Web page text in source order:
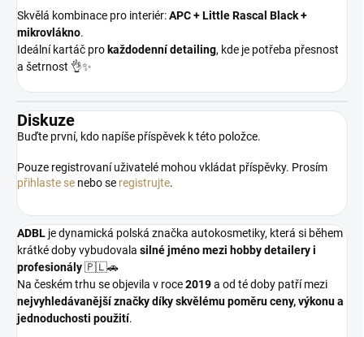
Skvělá kombinace pro interiér:APC + Little Rascal Black +
mikrovlákno.
Ideální kartáč pro každodenní detailing, kde je potřeba přesnost
a šetrnost 👌✨
Diskuze
Buďte první, kdo napíše příspěvek k této položce.
Pouze registrovaní uživatelé mohou vkládat příspěvky. Prosím
přihlaste se nebo se registrujte.
ADBL je dynamická polská značka autokosmetiky, která si během
krátké doby vybudovala silné jméno mezi hobby detailery i
profesionály🇵🇱🚗
Na českém trhu se objevila v roce2019a od té doby patří mezi
nejvyhledávanější značky díky skvělému poměru ceny, výkonu a
jednoduchosti použití.